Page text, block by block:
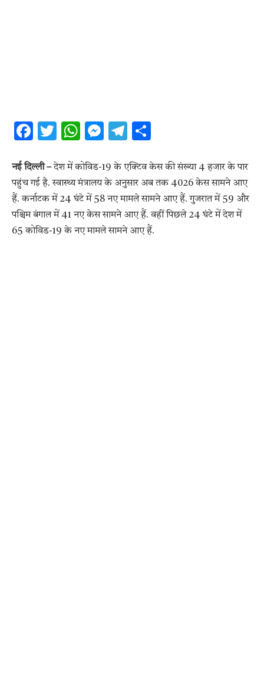
Facebook
Twitter
WhatsApp
Messenger
Telegram
नई दिल्ली–देश में कोविड-19 के एक्टिव केस की संख्या 4 हजार के पार
पहुंच गई है. स्वास्थ्य मंत्रालय के अनुसार अब तक 4026 केस सामने आए
हैं. कर्नाटक में 24 घंटे में 58 नए मामले सामने आए हैं. गुजरात में 59 और
पश्चिम बंगाल में 41 नए केस सामने आए हैं. वहीं पिछले 24 घंटे में देश में
65 कोविड-19 के नए मामले सामने आए हैं.